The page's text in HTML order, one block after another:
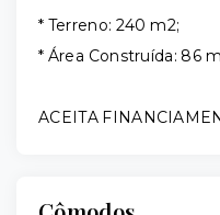
* Terreno: 240 m2;
* Área Construída: 86
ACEITA